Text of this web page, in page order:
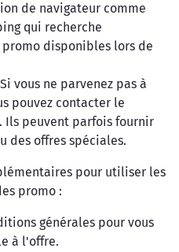
de navigateur comme
qui recherche
disponibles lors de
Si vous ne parvenez pas à
pouvez contacter le
Ils peuvent parfois fournir
des offres spéciales.
pour utiliser les
promo :
générales pour vous
à l'offre.